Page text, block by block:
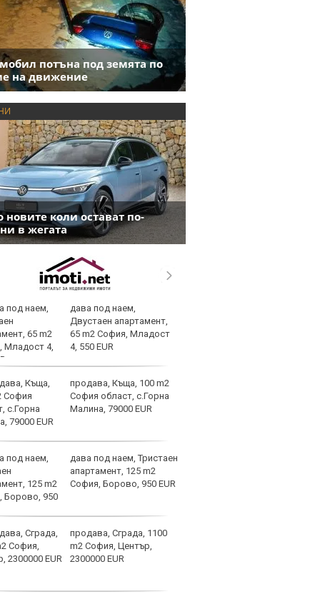
потъна под земята по
на движение
новите коли остават по-
в жегата
дава под наем,
Двустаен апартамент,
65 m2 София, Младост
4, 550 EUR
продава, Къща, 100 m2
София област, с.Горна
Малина, 79000 EUR
дава под наем, Тристаен
апартамент, 125 m2
София, Борово, 950 EUR
продава, Сграда, 1100
m2 София, Център,
2300000 EUR